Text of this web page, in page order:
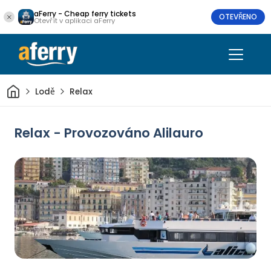
aFerry - Cheap ferry tickets
Otevřít v aplikaci aFerry OTEVŘENO
Domov
Lodě Relax
Relax - Provozováno Alilauro